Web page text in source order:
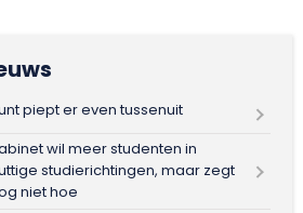
piept er even tussenuit
wil meer studenten in
studierichtingen, maar zegt
niet hoe